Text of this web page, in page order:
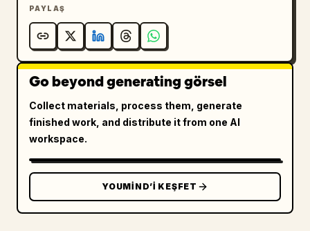
PAYLAŞ
Go beyond generating görsel
Collect materials, process them, generate
finished work, and distribute it from one AI
workspace.
YOUMIND’I KEŞFET